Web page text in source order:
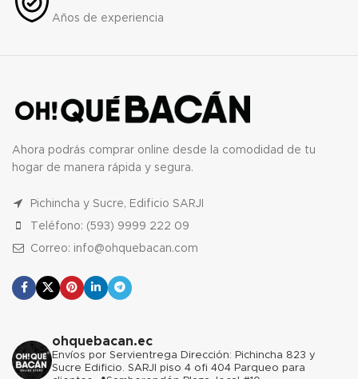
Años de experiencia
Ahora podrás comprar online desde la comodidad de tu
hogar de manera rápida y segura.
Pichincha y Sucre, Edificio SARJI
Teléfono: (593) 9999 222 09
Correo: info@ohquebacan.com
ohquebacan.ec
Envíos por Servientrega Dirección: Pichincha 823 y
Sucre Edificio. SARJI piso 4 ofi 404 Parqueo para